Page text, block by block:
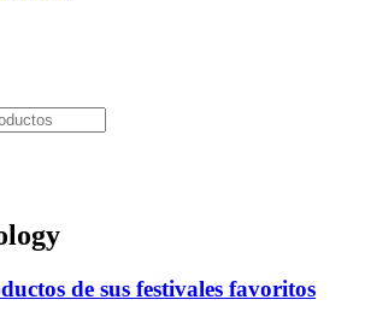
de sus festivales favoritos